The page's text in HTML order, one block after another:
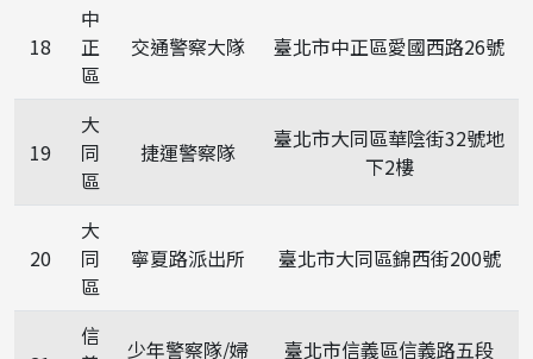
18
中
正
區
交通警察大隊 臺北市中正區愛國西路26號
19
大
同
區
捷運警察隊
臺北市大同區華陰街32號地
下2樓
20
大
同
區
寧夏路派出所 臺北市大同區錦西街200號
信
少年警察隊/婦
臺北市信義區信義路五段